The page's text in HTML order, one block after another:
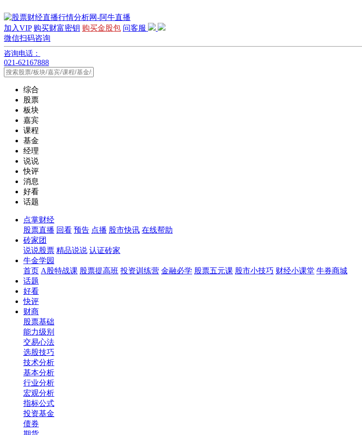
加入VIP 购买财富密钥 购买金股包 问客服
微信扫码咨询
咨询电话：
021-62167888
综合
股票
板块
嘉宾
课程
基金
经理
说说
快评
消息
好看
话题
点掌财经
股票直播 回看 预告 点播 股市快讯 在线帮助
砖家团
说说股票 精品说说 认证砖家
牛金学园
首页 A股特战课 股票提高班 投资训练营 金融必学 股票五元课 股市小技巧 财经小课堂 牛券商城
话题
好看
快评
财商
股票基础
能力级别
交易心法
选股技巧
技术分析
基本分析
行业分析
宏观分析
指标公式
投资基金
债券